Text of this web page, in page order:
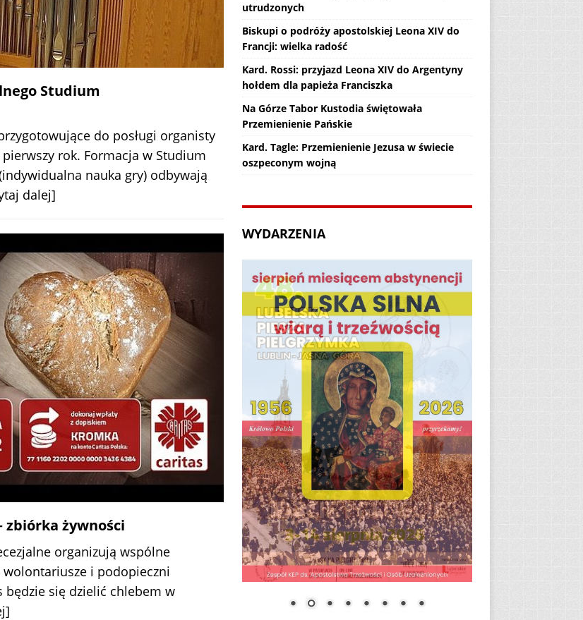
Studium
do posługi organisty
rok. Formacja w Studium
nauka gry) odbywają
dalej]
zbiórka żywności
organizują wspólne
i podopieczni
będzie się dzielić chlebem w
utrudzonych
Biskupi o podróży apostolskiej Leona XIV do
Francji: wielka radość
Kard. Rossi: przyjazd Leona XIV do Argentyny
hołdem dla papieża Franciszka
Na Górze Tabor Kustodia świętowała
Przemienienie Pańskie
Kard. Tagle: Przemienienie Jezusa w świecie
oszpeconym wojną
WYDARZENIA